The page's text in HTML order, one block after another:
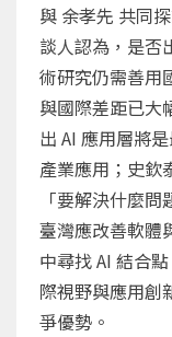
與 余孝先 共同
談人認為，是否
術研究仍需善用
與國際差距已大
出 AI 應用層將
產業應用；史欽
「要解決什麼
臺灣應改善軟體
中尋找 AI 結合
際視野與應用創
爭優勢。